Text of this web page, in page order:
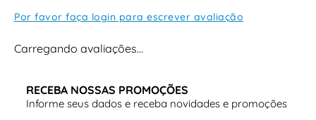
Por favor faça login para escrever avaliação
Carregando avaliações…
RECEBA NOSSAS PROMOÇÕES
Informe seus dados e receba novidades e promoções